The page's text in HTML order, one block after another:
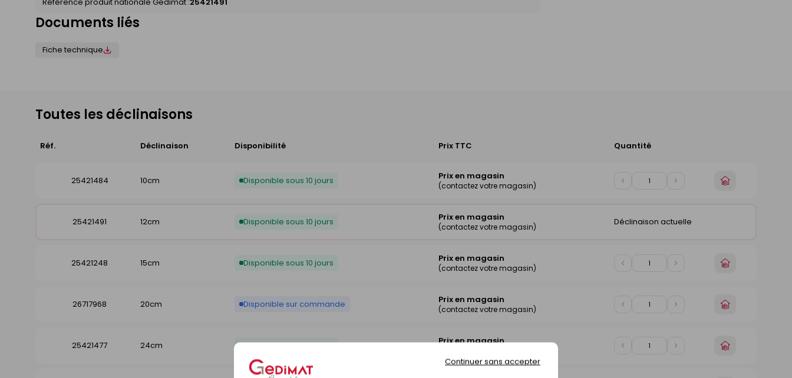
Continuer sans accepter
Documents liés
Fiche technique
Toutes les déclinaisons
Réf. Déclinaison Disponibilité Prix TTC Quantité
25421484 10cm Disponible sous 10 jours Prix en magasin
(contactez votre magasin)
Diminuer
Augmenter
Choisir
25421491
12cm Disponible sous 10 jours Prix en magasin
(contactez votre magasin) Déclinaison actuelle
25421248 15cm Disponible sous 10 jours Prix en magasin
(contactez votre magasin)
Diminuer
Augmenter
Choisir
26717968
20cm Disponible sur commande Prix en magasin
(contactez votre magasin)
Diminuer
Augmenter
Choisir
25421477
24cm Disponible sous 10 jours Prix en magasin
Diminuer
Augmenter
Choisir